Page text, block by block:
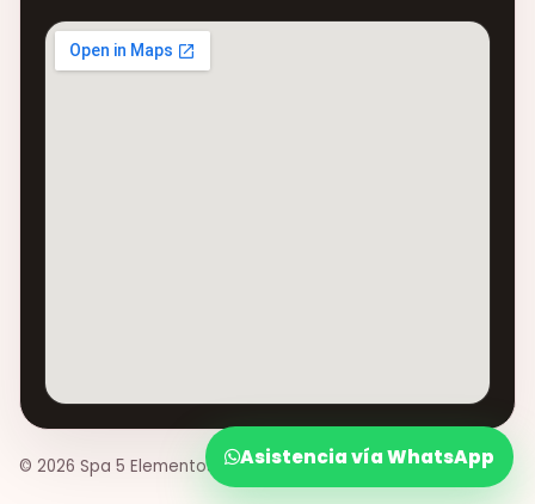
© 2026 Spa 5 Elementos Asistencia vía WhatsApp